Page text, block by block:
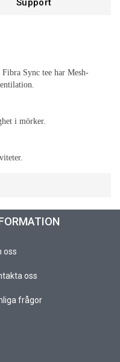
Support
Sync tee har Mesh-
i mörker.
oss
oss
frågor